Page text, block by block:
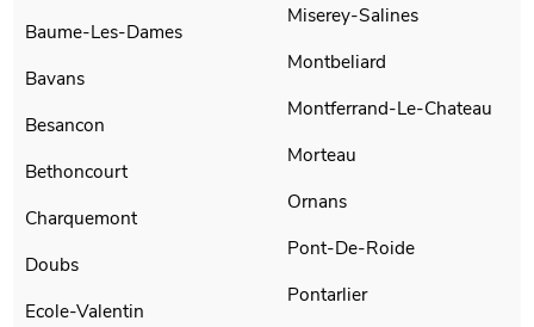
Baume-Les-Dames
Bavans
Besancon
Bethoncourt
Charquemont
Doubs
Ecole-Valentin
Miserey-Salines
Montbeliard
Montferrand-Le-Chateau
Morteau
Ornans
Pont-De-Roide
Pontarlier